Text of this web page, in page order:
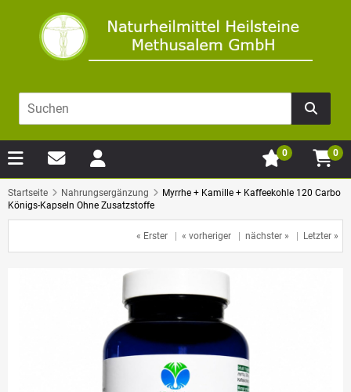
0
0
Startseite Nahrungsergänzung
Myrrhe + Kamille + Kaffeekohle 120 Carbo
Königs-Kapseln Ohne Zusatzstoffe
« Erster | « vorheriger | nächster » | Letzter »